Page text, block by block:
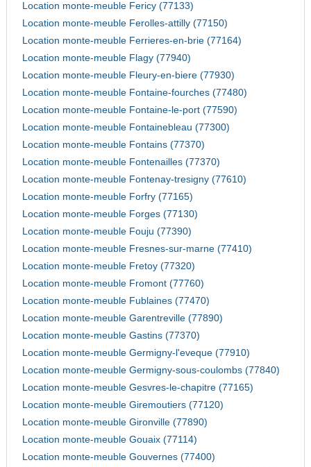
Location monte-meuble Fericy (77133)
Location monte-meuble Ferolles-attilly (77150)
Location monte-meuble Ferrieres-en-brie (77164)
Location monte-meuble Flagy (77940)
Location monte-meuble Fleury-en-biere (77930)
Location monte-meuble Fontaine-fourches (77480)
Location monte-meuble Fontaine-le-port (77590)
Location monte-meuble Fontainebleau (77300)
Location monte-meuble Fontains (77370)
Location monte-meuble Fontenailles (77370)
Location monte-meuble Fontenay-tresigny (77610)
Location monte-meuble Forfry (77165)
Location monte-meuble Forges (77130)
Location monte-meuble Fouju (77390)
Location monte-meuble Fresnes-sur-marne (77410)
Location monte-meuble Fretoy (77320)
Location monte-meuble Fromont (77760)
Location monte-meuble Fublaines (77470)
Location monte-meuble Garentreville (77890)
Location monte-meuble Gastins (77370)
Location monte-meuble Germigny-l'eveque (77910)
Location monte-meuble Germigny-sous-coulombs (77840)
Location monte-meuble Gesvres-le-chapitre (77165)
Location monte-meuble Giremoutiers (77120)
Location monte-meuble Gironville (77890)
Location monte-meuble Gouaix (77114)
Location monte-meuble Gouvernes (77400)